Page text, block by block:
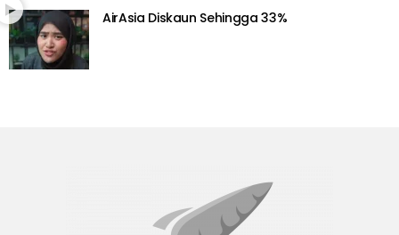
AirAsia Diskaun Sehingga 33%